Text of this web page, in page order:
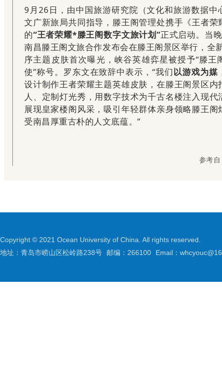
9月26日，由中国旅游研究院（文化和旅游数据中
文广新旅局共同指导，滕王阁管理处携手《王者荣
的“王者荣耀*滕王阁数字文旅计划”正式启动。当
南昌滕王阁文旅合作发布会在滕王阁景区举行，全
序主题皮肤首次曝光，峡谷英雄弈星被授予“滕王
使”称号。罗东文在致辞中表示，“我们以游戏为媒
设计制作王者荣耀主题英雄皮肤，在滕王阁景区内
人、定制灯光秀，用数字技术为千古名楼注入现代
展现皇家楼阁风采，吸引年轻群体亲身领略滕王阁
受南昌厚重古朴的人文底蕴。”
参考
Copyright © 2021 Ocean University of China. All rights reserved.
地址：青岛市崂山区松岭路238号
邮编：266100 Email：